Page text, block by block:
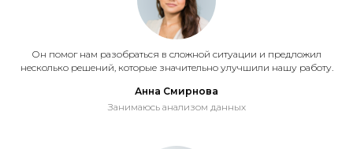
Он помог нам разобраться в сложной ситуации и предложил
несколько решений, которые значительно улучшили нашу работу.
Анна Смирнова
Занимаюсь анализом данных